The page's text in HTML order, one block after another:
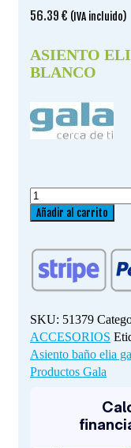
56.39 € (IVA incluido)
ASIENTO
BLANCO
ASIENTO
ELIA
AMORTIGUADA
BLANCO
cantidad
Añadir al carrito
SKU: 51379
ACCESORIOS
Asiento baño elia
Productos Gala